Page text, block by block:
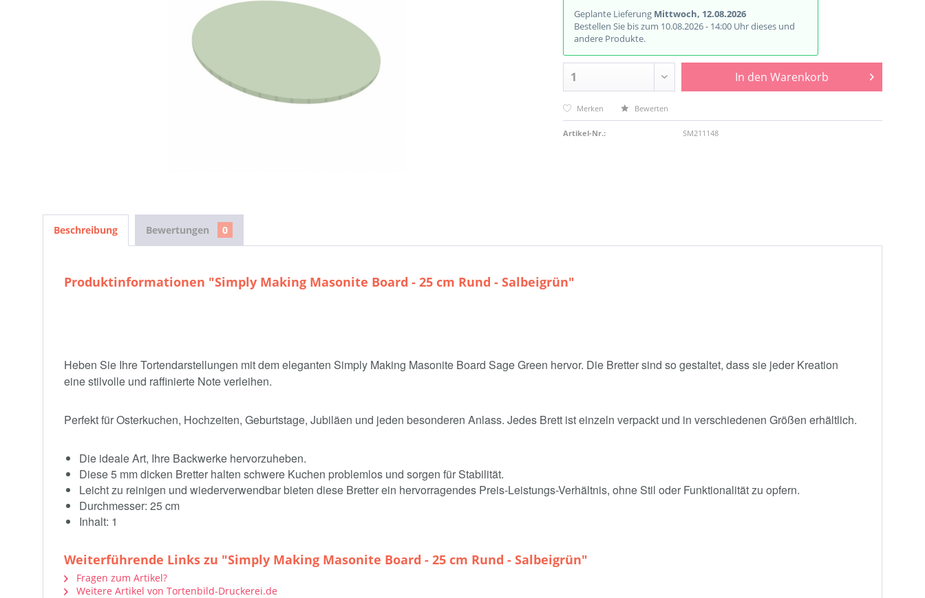
Geplante Lieferung Mittwoch, 12.08.2026
Bestellen Sie bis zum 10.08.2026 - 14:00 Uhr dieses und
andere Produkte.
In den Warenkorb
Merken Bewerten
Artikel-Nr.: SM211148
Beschreibung Bewertungen 0
Produktinformationen "Simply Making Masonite Board - 25 cm Rund - Salbeigrün"
Heben Sie Ihre Tortendarstellungen mit dem eleganten Simply Making Masonite Board Sage Green hervor. Die Bretter sind so gestaltet, dass sie jeder Kreation
eine stilvolle und raffinierte Note verleihen.
Perfekt für Osterkuchen, Hochzeiten, Geburtstage, Jubiläen und jeden besonderen Anlass. Jedes Brett ist einzeln verpackt und in verschiedenen Größen erhältlich.
Die ideale Art, Ihre Backwerke hervorzuheben.
Diese 5 mm dicken Bretter halten schwere Kuchen problemlos und sorgen für Stabilität.
Leicht zu reinigen und wiederverwendbar bieten diese Bretter ein hervorragendes Preis-Leistungs-Verhältnis, ohne Stil oder Funktionalität zu opfern.
Durchmesser: 25 cm
Inhalt: 1
Weiterführende Links zu "Simply Making Masonite Board - 25 cm Rund - Salbeigrün"
Fragen zum Artikel?
Weitere Artikel von Tortenbild-Druckerei.de